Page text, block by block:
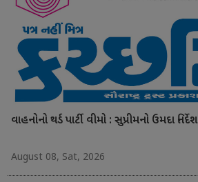
વાહનોનો થર્ડ પાર્ટી વીમો : સુપ્રીમનો ઉમદા નિર્દેશ
August 08, Sat, 2026